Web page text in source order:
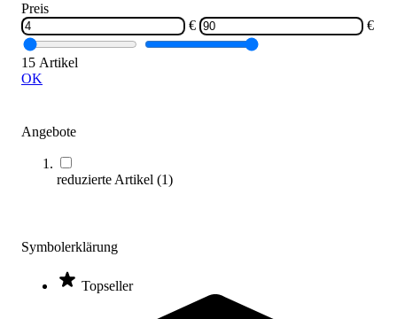
Preis
€
€
15 Artikel
OK
Angebote
reduzierte Artikel (1)
Symbolerklärung
Topseller
Kübler Sport® Wettkampf-Gymnastikseil
4,50 €
Zum Produkt
O'Live® Springseil SPEEDROPE